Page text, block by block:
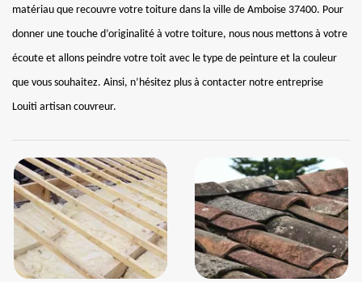
matériau que recouvre votre toiture dans la ville de Amboise 37400. Pour
donner une touche d’originalité à votre toiture, nous nous mettons à votre
écoute et allons peindre votre toit avec le type de peinture et la couleur
que vous souhaitez. Ainsi, n’hésitez plus à contacter notre entreprise
Louiti artisan couvreur.